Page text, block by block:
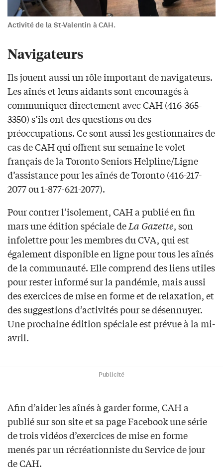
Activité de la St-Valentin à CAH.
Navigateurs
Ils jouent aussi un rôle important de navigateurs.
Les aînés et leurs aidants sont encouragés à
communiquer directement avec CAH (416-365-
3350) s’ils ont des questions ou des
préoccupations. Ce sont aussi les gestionnaires de
cas de CAH qui offrent sur semaine le volet
français de la Toronto Seniors Helpline/Ligne
d’assistance pour les aînés de Toronto (416-217-
2077 ou 1-877-621-2077).
Pour contrer l’isolement, CAH a publié en fin
mars une édition spéciale deLa Gazette, son
infolettre pour les membres du CVA, qui est
également disponible en ligne pour tous les aînés
de la communauté. Elle comprend des liens utiles
pour rester informé sur la pandémie, mais aussi
des exercices de mise en forme et de relaxation, et
des suggestions d’activités pour se désennuyer.
Une prochaine édition spéciale est prévue à la mi-
avril.
Publicité
Afin d’aider les aînés à garder forme, CAH a
publié sur son site et sa page Facebook une série
de trois vidéos d’exercices de mise en forme
menés par un récréationniste du Service de jour
de CAH.